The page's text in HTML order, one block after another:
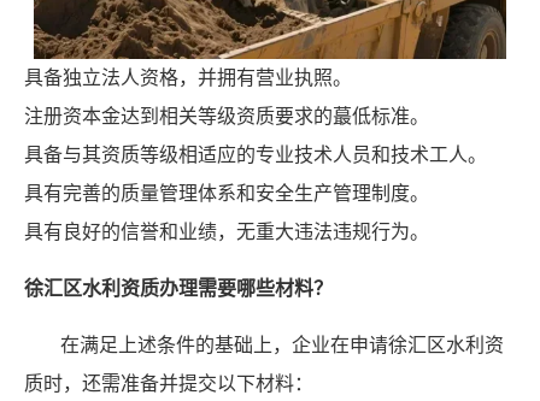
具备独立法人资格，并拥有营业执照。
注册资本金达到相关等级资质要求的蕞低标准。
具备与其资质等级相适应的专业技术人员和技术工人。
具有完善的质量管理体系和安全生产管理制度。
具有良好的信誉和业绩，无重大违法违规行为。
徐汇区水利资质办理需要哪些材料？
在满足上述条件的基础上，企业在申请徐汇区水利资
质时，还需准备并提交以下材料：